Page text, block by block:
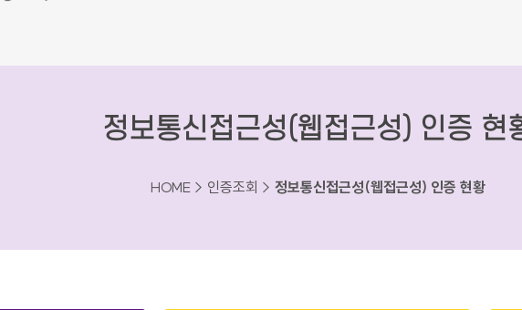
정보통신접근성(웹접근성) 인증 현
HOME > 인증조회 > 정보통신접근성(웹접근성) 인증 현황